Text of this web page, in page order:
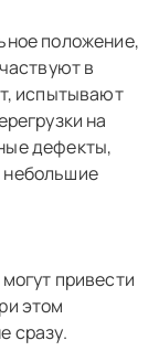
положение,
в
испытывают
на
дефекты,
небольшие
привести
этом
сразу.